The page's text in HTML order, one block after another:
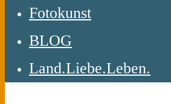
Fotokunst
BLOG
Land.Liebe.Leben.